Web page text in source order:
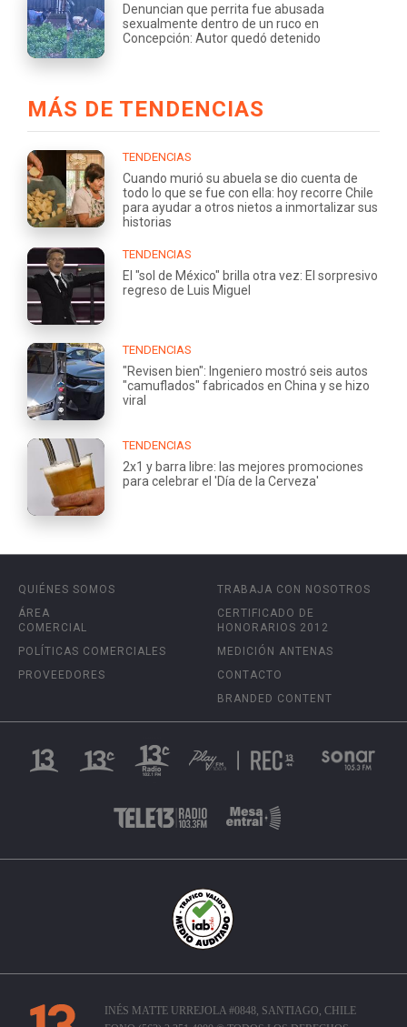
Denuncian que perrita fue abusada
sexualmente dentro de un ruco en
Concepción: Autor quedó detenido
MÁS DE TENDENCIAS
TENDENCIAS
Cuando murió su abuela se dio cuenta de
todo lo que se fue con ella: hoy recorre Chile
para ayudar a otros nietos a inmortalizar sus
historias
TENDENCIAS
El "sol de México" brilla otra vez: El sorpresivo
regreso de Luis Miguel
TENDENCIAS
"Revisen bien": Ingeniero mostró seis autos
"camuflados" fabricados en China y se hizo
viral
TENDENCIAS
2x1 y barra libre: las mejores promociones
para celebrar el 'Día de la Cerveza'
QUIÉNES SOMOS
ÁREA
COMERCIAL
POLÍTICAS COMERCIALES
PROVEEDORES
TRABAJA CON NOSOTROS
CERTIFICADO DE
HONORARIOS 2012
MEDICIÓN ANTENAS
CONTACTO
BRANDED CONTENT
INÉS MATTE URREJOLA #0848, SANTIAGO, CHILE